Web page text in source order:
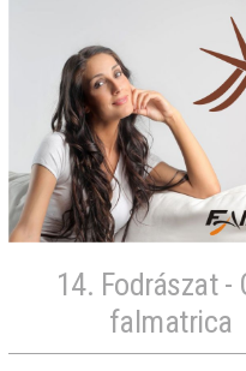
14. Fodrászat -
falmatrica